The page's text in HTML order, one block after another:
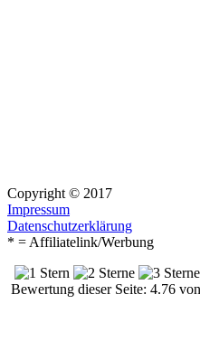
Copyright © 2017
Impressum
Datenschutzerklärung
* = Affiliatelink/Werbung
Bewertung dieser Seite: 4.76